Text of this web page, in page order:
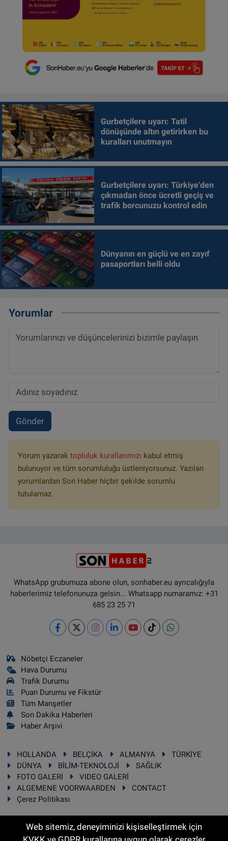
Gurbetçilere uyarı: Tatil
dönüşünde altın getirirken bu
kuralları unutmayın
Gurbetçilere uyarı: Türkiye'den
çıkmadan önce ücretli geçiş ve
trafik borcunuzu kontrol edin
Dünyanın en güçlü ve en zayıf
pasaportları belli oldu
Yorumlar
Gönder
Yorum yazarak topluluk kurallarımızı kabul etmiş
bulunuyor ve tüm sorumluluğu üstleniyorsunuz. Yazılan
yorumlardan Son Haber hiçbir şekilde sorumlu
tutulamaz.
WhatsApp grubumuza abone olun, sonhaber.eu ayrıcalığıyla
haberlerimiz telefonunuza gelsin... Whatsapp numaramız: +31
685 23 25 71
Nöbetçi Eczaneler
Hava Durumu
Trafik Durumu
Puan Durumu ve Fikstür
Tüm Manşetler
Son Dakika Haberleri
Haber Arşivi
HOLLANDA BELÇİKA ALMANYA
TÜRKİYE
DÜNYA
BİLİM-TEKNOLOJİ
SAĞLIK
FOTO GALERİ
VIDEO GALERİ
ALGEMENE VOORWAARDEN
CONTACT
Çerez Politikası
Web sitemiz, deneyiminizi kişiselleştirmek için